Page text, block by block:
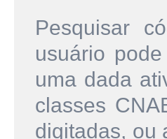
Pesquisar
usuário
uma dada
classes
digitadas, ou